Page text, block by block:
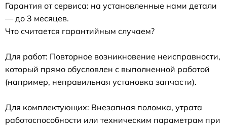
Гарантия от сервиса: на установленные нами детали
— до 3 месяцев.
Что считается гарантийным случаем?
Для работ: Повторное возникновение неисправности,
который прямо обусловлен с выполненной работой
(например, неправильная установка запчасти).
Для комплектующих: Внезапная поломка, утрата
работоспособности или техническим параметрам при